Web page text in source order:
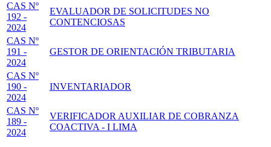
CAS Nº
192 -
2024
EVALUADOR DE SOLICITUDES NO
CONTENCIOSAS
CAS Nº
191 -
2024
GESTOR DE ORIENTACIÓN TRIBUTARIA
CAS Nº
190 -
2024
INVENTARIADOR
CAS Nº
189 -
2024
VERIFICADOR AUXILIAR DE COBRANZA
COACTIVA - I LIMA